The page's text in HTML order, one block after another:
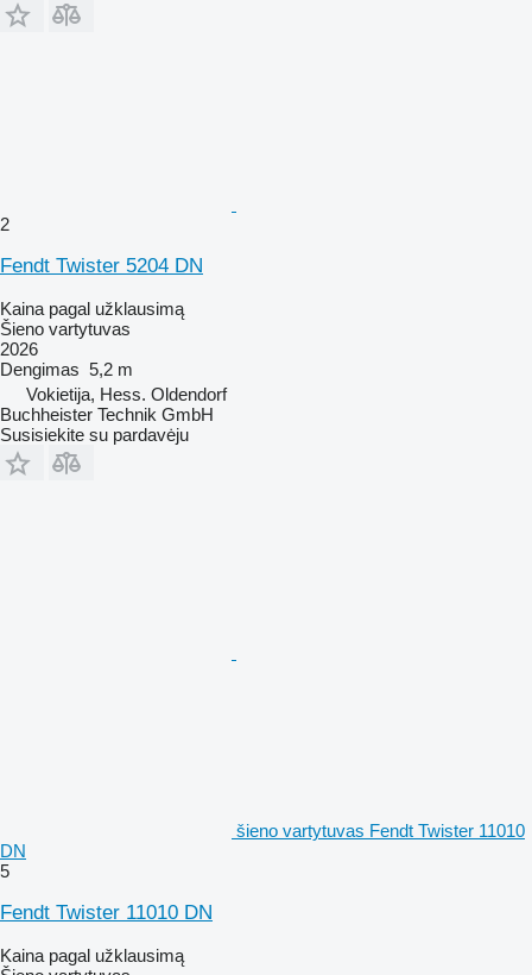
2
Fendt Twister 5204 DN
Kaina pagal užklausimą
Šieno vartytuvas
2026
Dengimas 5,2 m
Vokietija, Hess. Oldendorf
Buchheister Technik GmbH
Susisiekite su pardavėju
šieno vartytuvas Fendt Twister 11010
DN
5
Fendt Twister 11010 DN
Kaina pagal užklausimą